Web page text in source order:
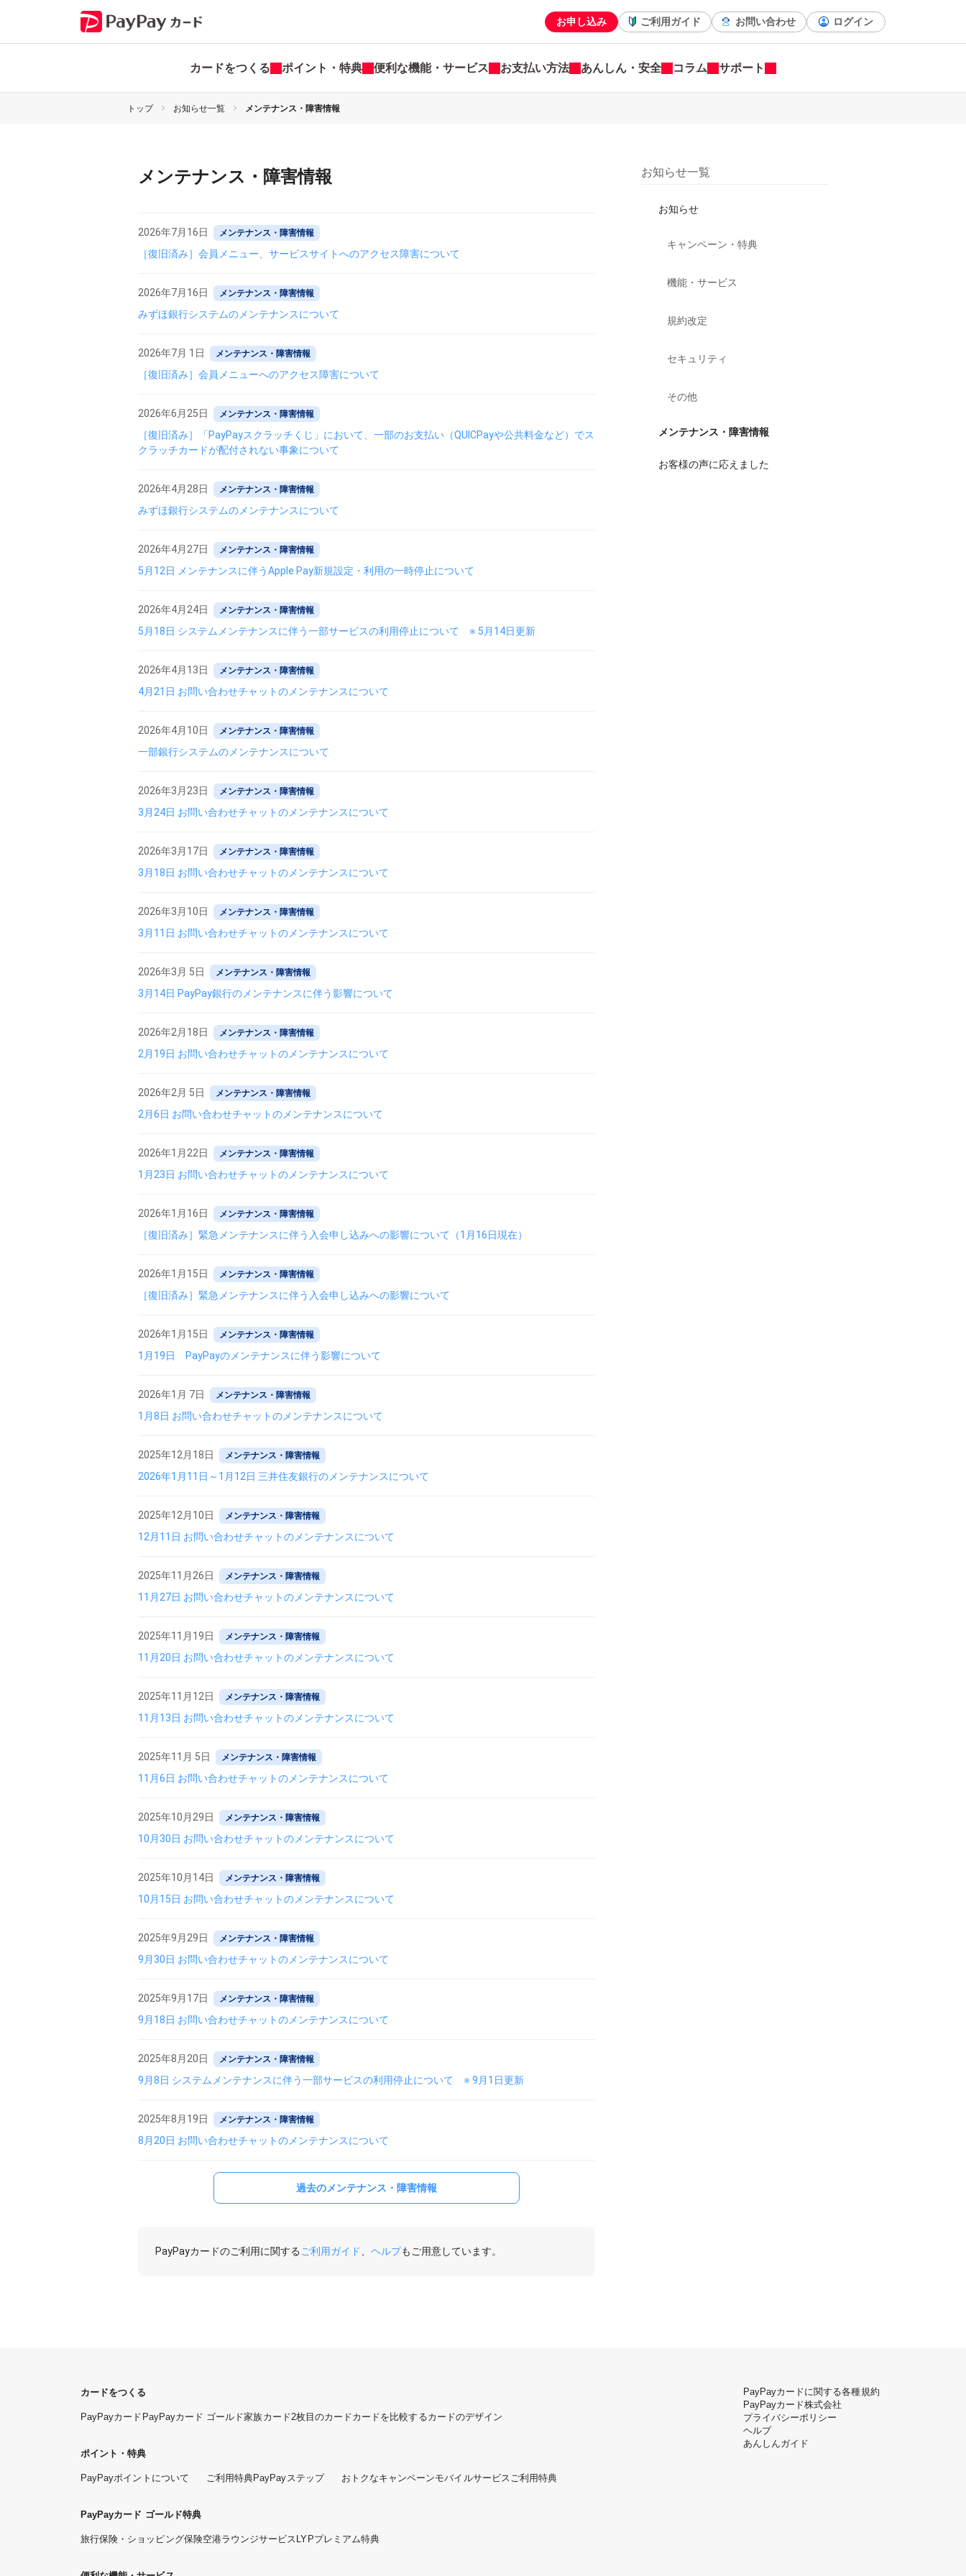
お申し込み ご利用ガイド お問い合わせ ログイン
カードをつくる ポイント・特典 便利な機能・サービス お支払い方法 あんしん・安全 コラム サポート
トップ お知らせ一覧 メンテナンス・障害情報
メンテナンス・障害情報
2026年7月16日 メンテナンス・障害情報
［復旧済み］会員メニュー、サービスサイトへのアクセス障害について
2026年7月16日 メンテナンス・障害情報
みずほ銀行システムのメンテナンスについて
2026年7月 1日 メンテナンス・障害情報
［復旧済み］会員メニューへのアクセス障害について
2026年6月25日 メンテナンス・障害情報
［復旧済み］「PayPayスクラッチくじ」において、一部のお支払い（QUICPayや公共料金など）でス
クラッチカードが配付されない事象について
2026年4月28日 メンテナンス・障害情報
みずほ銀行システムのメンテナンスについて
2026年4月27日 メンテナンス・障害情報
5月12日 メンテナンスに伴うApple Pay新規設定・利用の一時停止について
2026年4月24日 メンテナンス・障害情報
5月18日 システムメンテナンスに伴う一部サービスの利用停止について ※ 5月14日更新
2026年4月13日 メンテナンス・障害情報
4月21日 お問い合わせチャットのメンテナンスについて
2026年4月10日 メンテナンス・障害情報
一部銀行システムのメンテナンスについて
2026年3月23日 メンテナンス・障害情報
3月24日 お問い合わせチャットのメンテナンスについて
2026年3月17日 メンテナンス・障害情報
3月18日 お問い合わせチャットのメンテナンスについて
2026年3月10日 メンテナンス・障害情報
3月11日 お問い合わせチャットのメンテナンスについて
2026年3月 5日 メンテナンス・障害情報
3月14日 PayPay銀行のメンテナンスに伴う影響について
2026年2月18日 メンテナンス・障害情報
2月19日 お問い合わせチャットのメンテナンスについて
2026年2月 5日 メンテナンス・障害情報
2月6日 お問い合わせチャットのメンテナンスについて
2026年1月22日 メンテナンス・障害情報
1月23日 お問い合わせチャットのメンテナンスについて
2026年1月16日 メンテナンス・障害情報
［復旧済み］緊急メンテナンスに伴う入会申し込みへの影響について（1月16日現在）
2026年1月15日 メンテナンス・障害情報
［復旧済み］緊急メンテナンスに伴う入会申し込みへの影響について
2026年1月15日 メンテナンス・障害情報
1月19日 PayPayのメンテナンスに伴う影響について
2026年1月 7日 メンテナンス・障害情報
1月8日 お問い合わせチャットのメンテナンスについて
2025年12月18日 メンテナンス・障害情報
2026年1月11日～1月12日 三井住友銀行のメンテナンスについて
2025年12月10日 メンテナンス・障害情報
12月11日 お問い合わせチャットのメンテナンスについて
2025年11月26日 メンテナンス・障害情報
11月27日 お問い合わせチャットのメンテナンスについて
2025年11月19日 メンテナンス・障害情報
11月20日 お問い合わせチャットのメンテナンスについて
2025年11月12日 メンテナンス・障害情報
11月13日 お問い合わせチャットのメンテナンスについて
2025年11月 5日 メンテナンス・障害情報
11月6日 お問い合わせチャットのメンテナンスについて
2025年10月29日 メンテナンス・障害情報
10月30日 お問い合わせチャットのメンテナンスについて
2025年10月14日 メンテナンス・障害情報
10月15日 お問い合わせチャットのメンテナンスについて
2025年9月29日 メンテナンス・障害情報
9月30日 お問い合わせチャットのメンテナンスについて
2025年9月17日 メンテナンス・障害情報
9月18日 お問い合わせチャットのメンテナンスについて
2025年8月20日 メンテナンス・障害情報
9月8日 システムメンテナンスに伴う一部サービスの利用停止について ※ 9月1日更新
2025年8月19日 メンテナンス・障害情報
8月20日 お問い合わせチャットのメンテナンスについて
過去のメンテナンス・障害情報
PayPayカードのご利用に関する ご利用ガイド ヘルプもご用意しています。
お知らせ一覧
お知らせ
キャンペーン・特典
機能・サービス
規約改定
セキュリティ
その他
メンテナンス・障害情報
お客様の声に応えました
カードをつくる
PayPayカード PayPayカード ゴールド家族カード2枚目のカードカードを比較するカードのデザイン
ポイント・特典
PayPayポイントについて ご利用特典PayPayステップ おトクなキャンペーンモバイルサービスご利用特典
PayPayカード ゴールド特典
旅行保険・ショッピング保険空港ラウンジサービス LYPプレミアム特典
PayPayカードに関する各種規約
PayPayカード株式会社
プライバシーポリシー
ヘルプ
あんしんガイド